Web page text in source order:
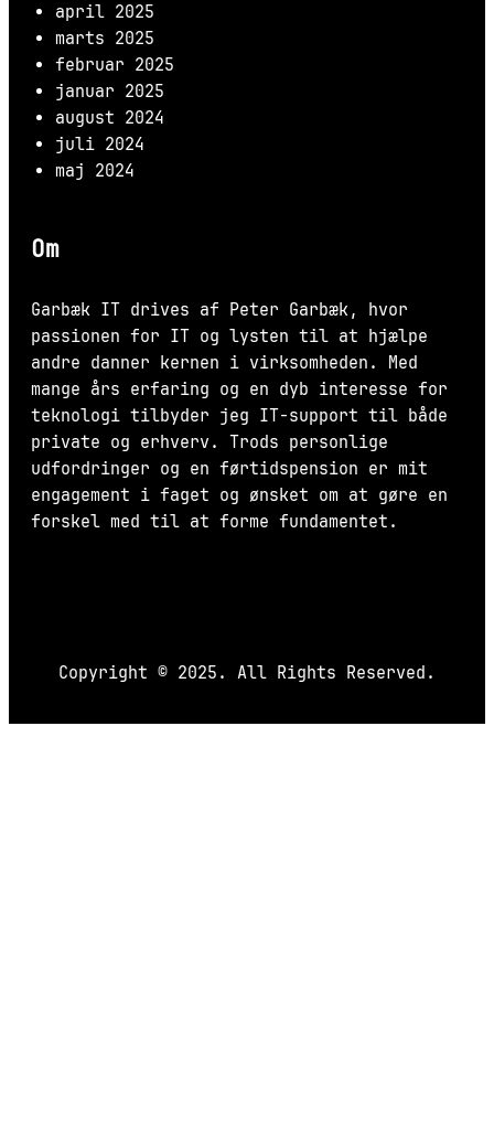
april 2025
marts 2025
februar 2025
januar 2025
august 2024
juli 2024
maj 2024
Om
Garbæk IT drives af Peter Garbæk, hvor
passionen for IT og lysten til at hjælpe
andre danner kernen i virksomheden. Med
mange års erfaring og en dyb interesse for
teknologi tilbyder jeg IT-support til både
private og erhverv. Trods personlige
udfordringer og en førtidspension er mit
engagement i faget og ønsket om at gøre en
forskel med til at forme fundamentet.
Copyright © 2025. All Rights Reserved.